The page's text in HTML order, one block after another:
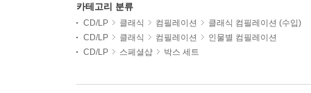
카테고리 분류
CD/LP 클래식 컴필레이션
클래식 컴필레이션 (수입)
CD/LP
클래식 컴필레이션
인물별 컴필레이션
CD/LP
스페셜샵 박스 세트